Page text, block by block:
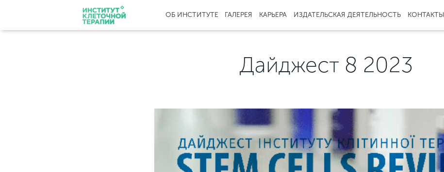
ОБ ИНСТИТУТЕ ГАЛЕРЕЯ КАРЬЕРА ИЗДАТЕЛЬСКАЯ ДЕЯТЕЛЬНОСТЬ КОНТАКТЫ
Дайджест 8 2023